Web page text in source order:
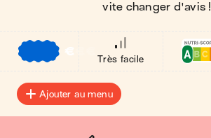
vite changer d'avis !
€
Très facile
Ajouter au menu